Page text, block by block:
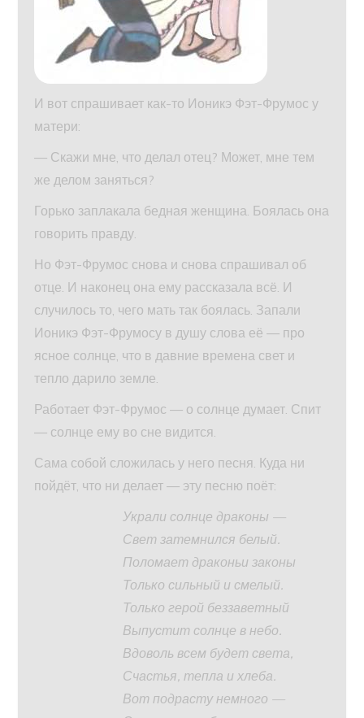
И вот спрашивает как-то Ионикэ Фэт-Фрумос у
матери:
— Скажи мне, что делал отец? Может, мне тем
же делом заняться?
Горько заплакала бедная женщина. Боялась она
говорить правду.
Но Фэт-Фрумос снова и снова спрашивал об
отце. И наконец она ему рассказала всё. И
случилось то, чего мать так боялась. Запали
Ионикэ Фэт-Фрумосу в душу слова её — про
ясное солнце, что в давние времена свет и
тепло дарило земле.
Работает Фэт-Фрумос — о солнце думает. Спит
— солнце ему во сне видится.
Сама собой сложилась у него песня. Куда ни
пойдёт, что ни делает — эту песню поёт:
Украли солнце драконы —
Свет затемнился белый.
Поломает драконьи законы
Только сильный и смелый.
Только герой беззаветный
Выпустит солнце в небо.
Вдоволь всем будет света,
Счастья, тепла и хлеба.
Вот подрасту немного —